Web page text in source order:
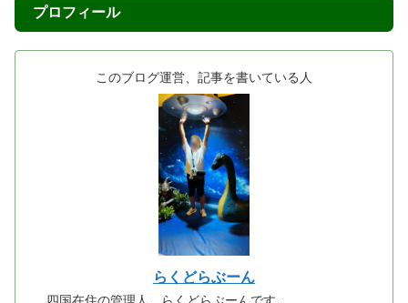
プロフィール
このブログ運営、記事を書いている人
らくどらぶーん